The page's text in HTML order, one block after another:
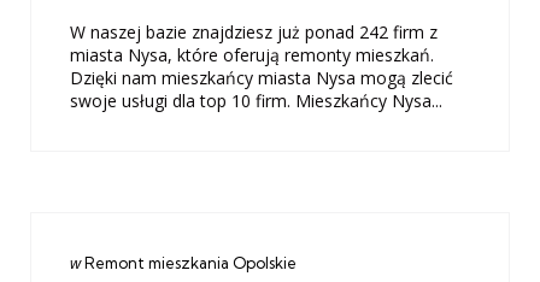
W naszej bazie znajdziesz już ponad 242 firm z
miasta Nysa, które oferują remonty mieszkań.
Dzięki nam mieszkańcy miasta Nysa mogą zlecić
swoje usługi dla top 10 firm. Mieszkańcy Nysa...
Categories
post
wRemont mieszkania Opolskie